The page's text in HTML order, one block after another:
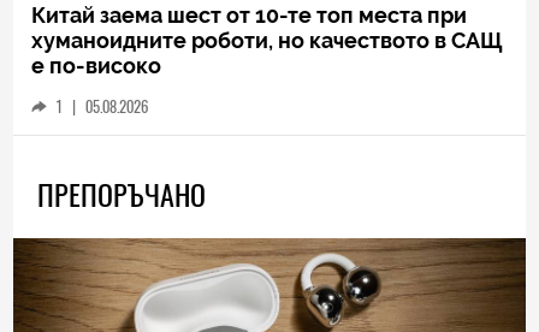
Китай заема шест от 10-те топ места при
хуманоидните роботи, но качеството в САЩ
е по-високо
1 05.08.2026
ПРЕПОРЪЧАНО